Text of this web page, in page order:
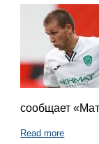
сообщает
Read more